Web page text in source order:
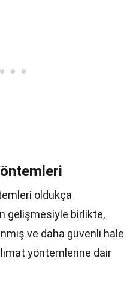
oldukça
gelişmesiyle birlikte,
ve daha güvenli hale
yöntemlerine dair